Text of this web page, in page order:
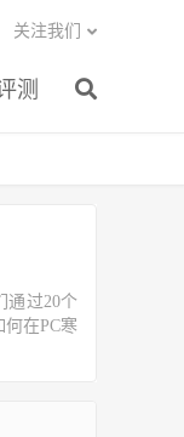
测
关注我们
通过20个
在PC寒